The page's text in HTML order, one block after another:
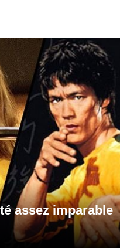
assez imparable